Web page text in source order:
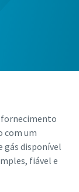
fornecimento
com um
gás disponível
fiável e